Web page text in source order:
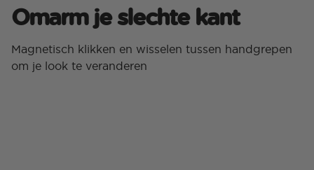
Omarm je slechte kant
Magnetisch klikken en wisselen tussen handgrepen
om je look te veranderen